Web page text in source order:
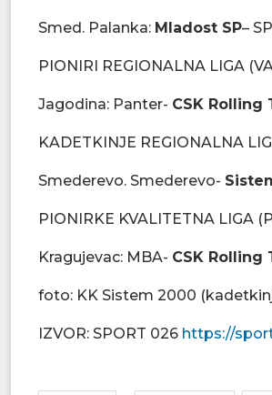
Smed. Palanka: Mladost SP–
PIONIRI REGIONALNA LIGA
Jagodina: Panter- CSK Rolling
KADETKINJE REGIONALNA
Smederevo. Smederevo-
PIONIRKE KVALITETNA LIGA
Kragujevac: MBA- CSK Rolling
foto: KK Sistem 2000
IZVOR: SPORT 026 https://